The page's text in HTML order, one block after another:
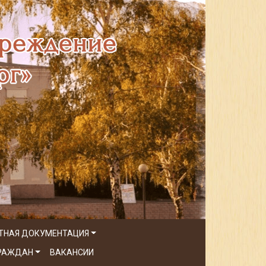
ДОКУМЕНТАЦИЯ
ВАКАНСИИ